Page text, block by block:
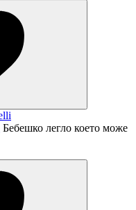
Бебешко легло което може